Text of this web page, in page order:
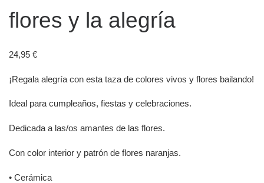
flores y la alegría
24,95 €
¡Regala alegría con esta taza de colores vivos y flores bailando!
Ideal para cumpleaños, fiestas y celebraciones.
Dedicada a las/os amantes de las flores.
Con color interior y patrón de flores naranjas.
• Cerámica